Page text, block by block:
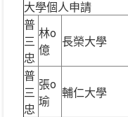
大學個人申請
普
三
忠
林o
億
長榮大學
普
三
忠
張o
瑜
輔仁大學